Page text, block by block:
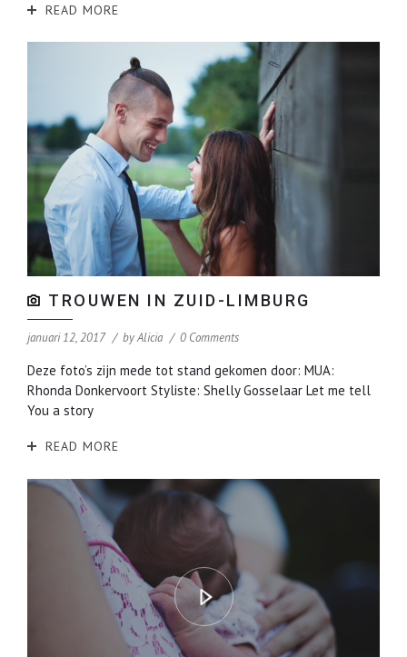
READ MORE
TROUWEN IN ZUID-LIMBURG
januari 12, 2017 byAlicia 0 Comments
Deze foto’s zijn mede tot stand gekomen door: MUA:
Rhonda Donkervoort Styliste: Shelly Gosselaar Let me tell
You a story
READ MORE